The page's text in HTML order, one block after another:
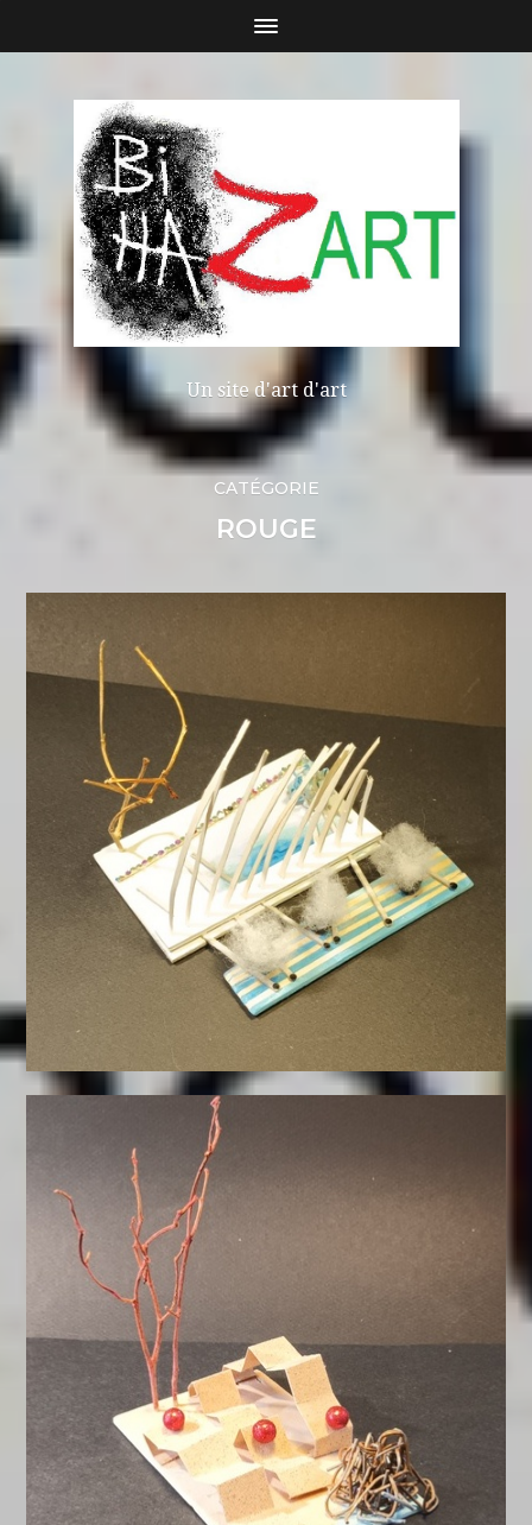
Un site d'art d'art
CATÉGORIE
ROUGE